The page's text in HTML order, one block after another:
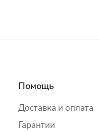
Помощь
Доставка и оплата
Гарантии